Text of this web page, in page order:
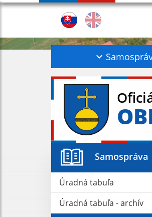
Samospráva
Úradná tabuľa
Úradná tabuľa - archív